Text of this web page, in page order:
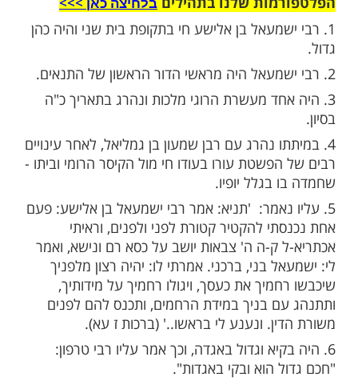
מרתקות על הצדיק הגדול רבי ישמעאל כהן גדול שהיום
עוד תוכן חדש ומפתיע! התחברו לכל
שלנו בתהיליםבלחיצה כאן >>>​
בן אלישע חי בתקופת בית שני והיה כהן
מעשרת הרוגי מלכות ונהרג בתאריך כ"ה
נהרג עם רבן שמעון בן גמליאל, לאחר עינויים
עורו בעודו חי מול הקיסר הרומי וביתו -
יופיו.